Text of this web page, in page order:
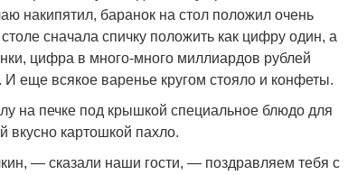
накипятил, баранок на стол положил очень
сначала спичку положить как цифру один, а
цифра в много-много миллиардов рублей
И еще всякое варенье кругом стояло и конфеты.
на печке под крышкой специальное блюдо для
вкусно картошкой пахло.
— сказали наши гости, — поздравляем тебя с